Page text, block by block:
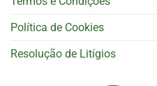
Política de Cookies
Resolução de Litígios